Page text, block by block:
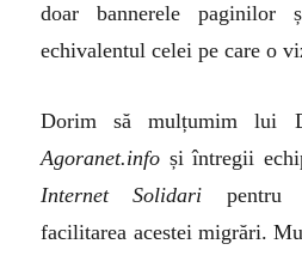
doar bannerele
echivalentul celei pe care o
Dorim să mulțumim lui
Agoranet.info și întregii
Internet Solidari pentru
facilitarea acestei migrări.